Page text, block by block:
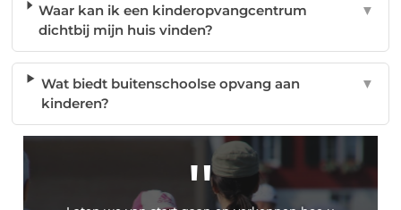
Waar kan ik een kinderopvangcentrum
dichtbij mijn huis vinden?
▼
Wat biedt buitenschoolse opvang aan
kinderen?
▼
"